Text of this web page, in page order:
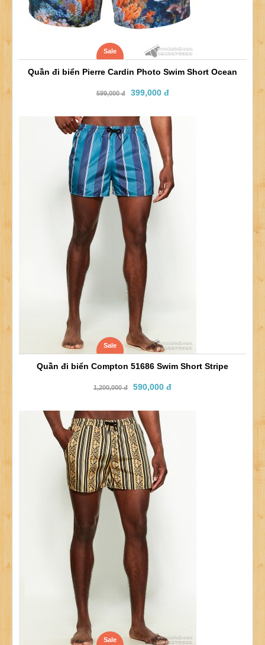
Sale
Quần đi biển Pierre Cardin Photo Swim Short Ocean
599,000 đ 399,000 đ
Sale
Quần đi biển Compton 51686 Swim Short Stripe
1,200,000 đ 590,000 đ
Sale